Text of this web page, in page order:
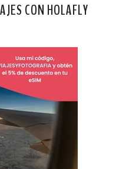
CON HOLAFLY